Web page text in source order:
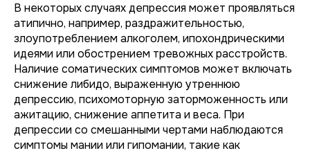
В некоторых случаях депрессия может проявляться
атипично, например, раздражительностью,
злоупотреблением алкоголем, ипохондрическими
идеями или обострением тревожных расстройств.
Наличие соматических симптомов может включать
снижение либидо, выраженную утреннюю
депрессию, психомоторную заторможенность или
ажитацию, снижение аппетита и веса. При
депрессии со смешанными чертами наблюдаются
симптомы мании или гипомании, такие как